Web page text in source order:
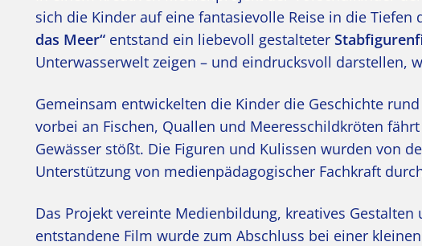
sich die Kinder auf eine fantasievolle Reise in die Tiefen
das Meer“ entstand ein liebevoll gestalteter
Unterwasserwelt zeigen – und eindrucksvoll darstellen,
Gemeinsam entwickelten die Kinder die Geschichte
vorbei an Fischen, Quallen und Meeresschildkröten
Gewässer stößt. Die Figuren und Kulissen wurden von
Unterstützung von medienpädagogischer Fachkraft
Das Projekt vereinte Medienbildung, kreatives
entstandene Film wurde zum Abschluss bei einer